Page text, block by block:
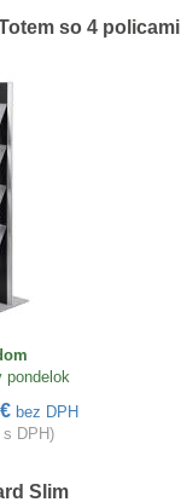
so 4 policami
pondelok
bez DPH
s DPH)
Slim